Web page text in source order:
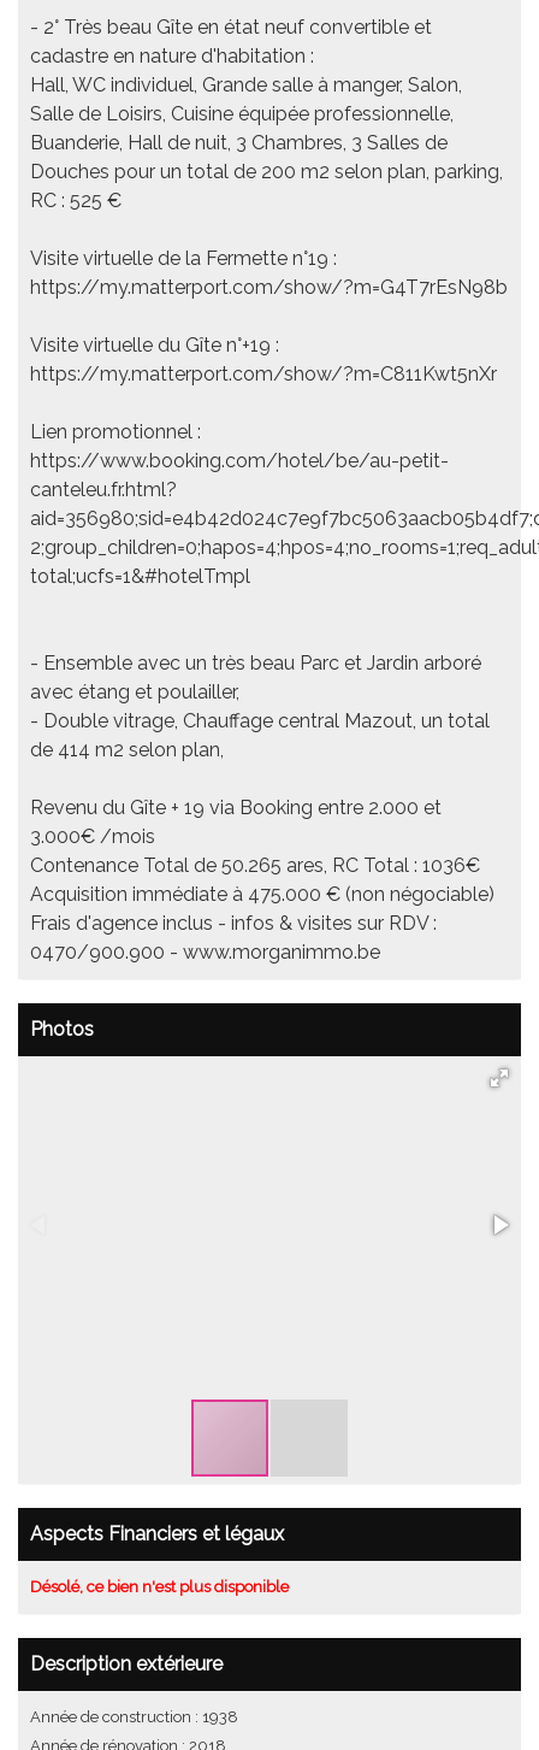
- 2° Très beau Gîte en état neuf convertible et
cadastre en nature d'habitation :
Hall, WC individuel, Grande salle à manger, Salon,
Salle de Loisirs, Cuisine équipée professionnelle,
Buanderie, Hall de nuit, 3 Chambres, 3 Salles de
Douches pour un total de 200 m2 selon plan, parking,
RC : 525 €
Visite virtuelle de la Fermette n°19 :
https://my.matterport.com/show/?m=G4T7rEsN98b
Visite virtuelle du Gîte n°+19 :
https://my.matterport.com/show/?m=C811Kwt5nXr
Lien promotionnel :
https://www.booking.com/hotel/be/au-petit-
canteleu.fr.html?
total;ucfs=1&#hotelTmpl
- Ensemble avec un très beau Parc et Jardin arboré
avec étang et poulailler,
- Double vitrage, Chauffage central Mazout, un total
de 414 m2 selon plan,
Revenu du Gîte + 19 via Booking entre 2.000 et
3.000€ /mois
Contenance Total de 50.265 ares, RC Total : 1036€
Acquisition immédiate à 475.000 € (non négociable)
Frais d'agence inclus - infos & visites sur RDV :
0470/900.900 - www.morganimmo.be
Photos
Aspects Financiers et légaux
Désolé, ce bien n'est plus disponible
Description extérieure
Année de construction : 1938
Année de rénovation : 2018